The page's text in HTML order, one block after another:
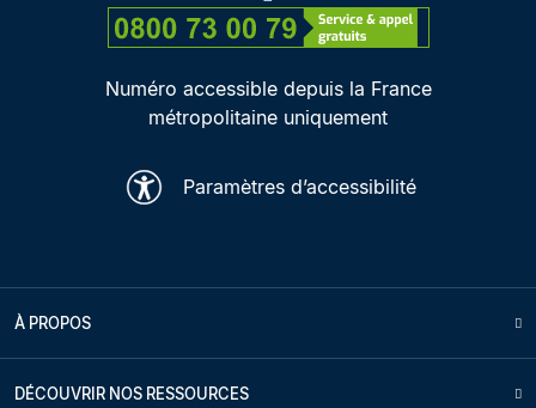
Numéro accessible depuis la France
métropolitaine uniquement
Paramètres d’accessibilité
À PROPOS
DÉCOUVRIR NOS RESSOURCES